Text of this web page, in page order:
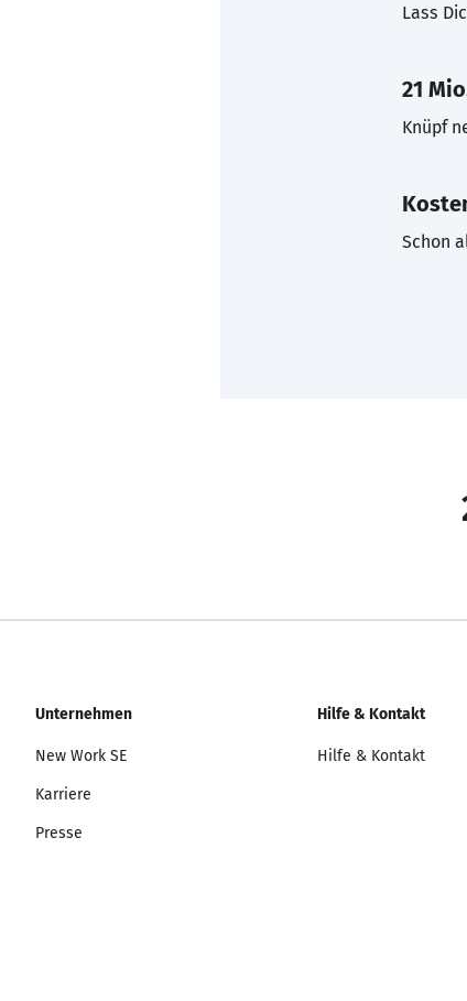
Lass
21
Knüpf
Schon
Unternehmen
New Work SE
Karriere
Presse
Hilfe & Kontakt
Hilfe & Kontakt